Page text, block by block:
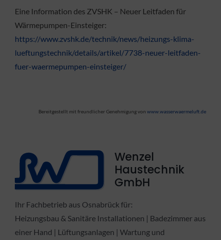
Eine Information des ZVSHK – Neuer Leitfaden für
Wärmepumpen-Einsteiger:
https://www.zvshk.de/technik/news/heizungs-klima-
lueftungstechnik/details/artikel/7738-neuer-leitfaden-
fuer-waermepumpen-einsteiger/
Bereitgestellt mit freundlicher Genehmigung vonwww.wasserwaermeluft.de
Wenzel
Haustechnik
GmbH
Ihr Fachbetrieb aus Osnabrück für:
Heizungsbau & Sanitäre Installationen | Badezimmer aus
einer Hand | Lüftungsanlagen | Wartung und